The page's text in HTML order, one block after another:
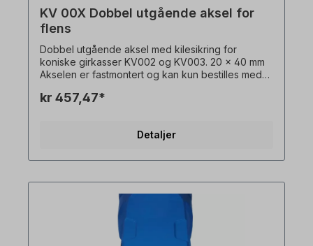
KV 00X Dobbel utgående aksel for
flens
Dobbel utgående aksel med kilesikring for
koniske girkasser KV002 og KV003. 20 x 40 mm
Akselen er fastmontert og kan kun bestilles med
uforpliktende eksempler! Med forbehold om
kr 457,47*
Detaljer